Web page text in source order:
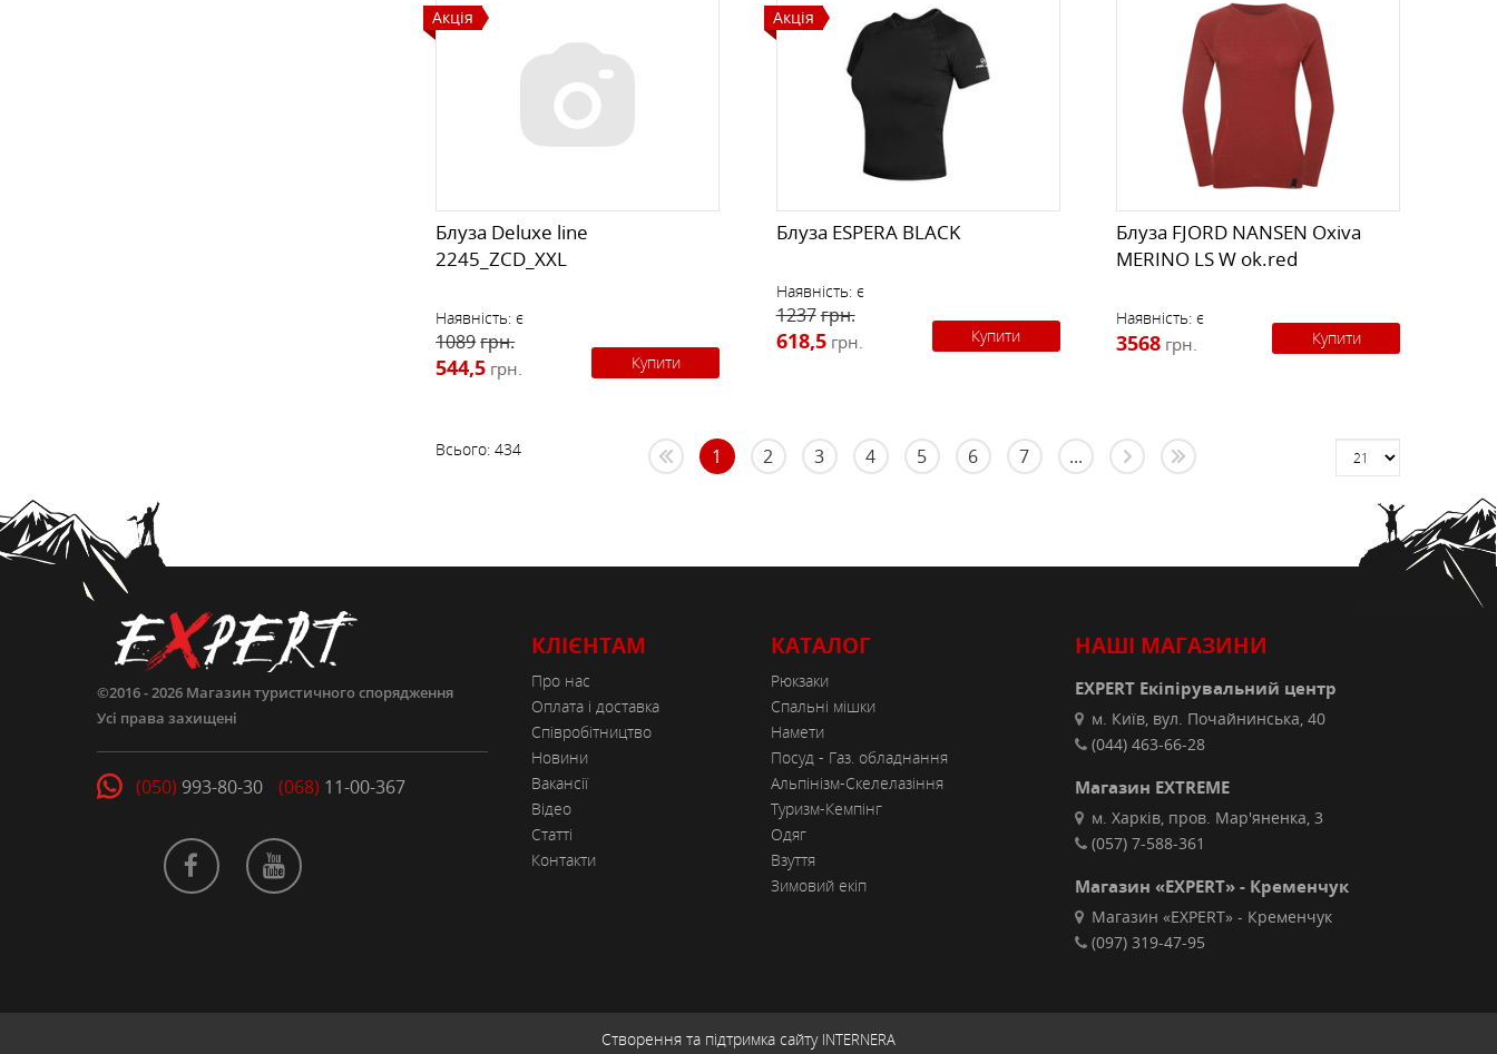
Акція
Блуза Deluxe line
2245_ZCD_XXL
Наявність: є
1089грн.
544,5 грн. Купити
Акція
Блуза ESPERA BLACK
Наявність: є
1237грн.
618,5 грн. Купити
Блуза FJORD NANSEN Oxiva
MERINO LS W ok.red
Наявність: є
3568 грн. Купити
Всього: 434 1 2 3 4 5 6 7 ...
©2016 - 2026 Магазин туристичного спорядження
Усі права захищені
(050) 993-80-30 (068) 11-00-367
КЛІЄНТАМ
Про нас
Оплата і доставка
Співробітництво
Новини
Вакансії
Відео
Статті
Контакти
КАТАЛОГ
Рюкзаки
Спальні мішки
Намети
Посуд - Газ. обладнання
Альпінізм-Скелелазіння
Туризм-Кемпінг
Одяг
Взуття
Зимовий екіп
НАШІ МАГАЗИНИ
EXPERT Екіпірувальний центр
м. Київ, вул. Почайнинська, 40
(044) 463-66-28
Магазин EXTREME
м. Харків, пров. Мар'яненка, 3
(057) 7-588-361
Магазин «EXPERT» - Кременчук
Магазин «EXPERT» - Кременчук
(097) 319-47-95
Створення та підтримка сайту INTERNERA